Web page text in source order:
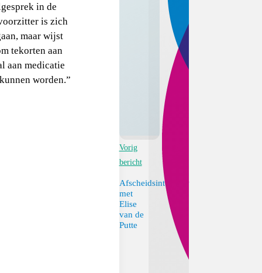
in de
is zich
maar wijst
tekorten aan
aan medicatie
worden.”
Vorig
bericht
Afscheidsinterview
met
Elise
van de
Putte